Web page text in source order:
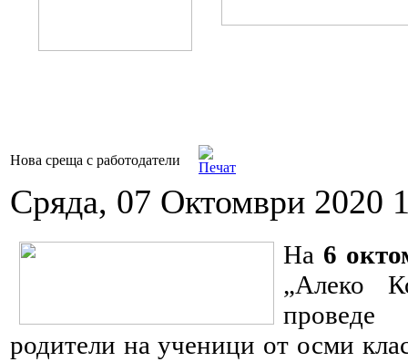
Нова среща с работодатели
Сряда, 07 Октомври 2020
На 6
„Алеко
родители на ученици от осми